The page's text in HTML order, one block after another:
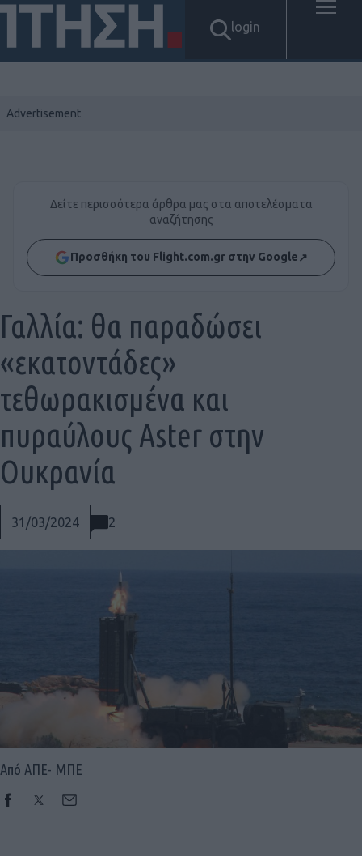
login
Δείτε περισσότερα άρθρα μας στα αποτελέσματα
αναζήτησης
Προσθήκη του Flight.com.gr στην Google↗
31/03/2024 2
Γαλλία: θα παραδώσει
«εκατοντάδες»
τεθωρακισμένα και
πυραύλους Aster στην
Ουκρανία
Από ΑΠΕ- ΜΠΕ